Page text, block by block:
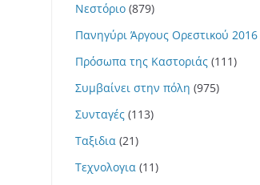
Νεστόριο (879)
Πανηγύρι Άργους Ορεστικού 2016
Πρόσωπα της Καστοριάς (111)
Συμβαίνει στην πόλη (975)
Συνταγές (113)
Ταξιδια (21)
Τεχνολογια (11)